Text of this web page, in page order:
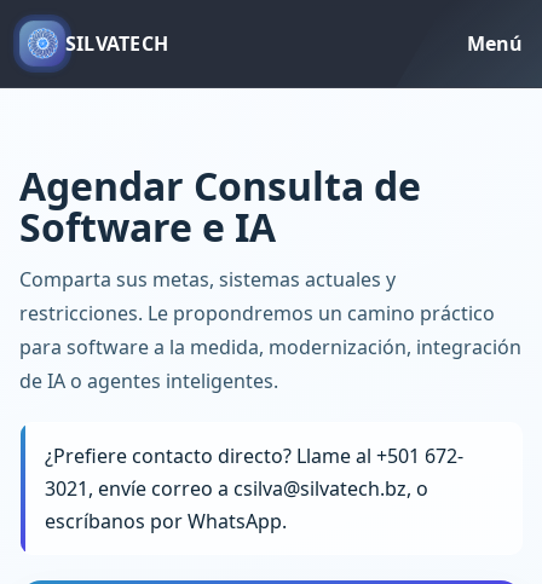
SILVATECH Menú
Agendar Consulta de
Software e IA
Comparta sus metas, sistemas actuales y
restricciones. Le propondremos un camino práctico
para software a la medida, modernización, integración
de IA o agentes inteligentes.
¿Prefiere contacto directo? Llame al +501 672-
3021, envíe correo a csilva@silvatech.bz, o
escríbanos porWhatsApp.